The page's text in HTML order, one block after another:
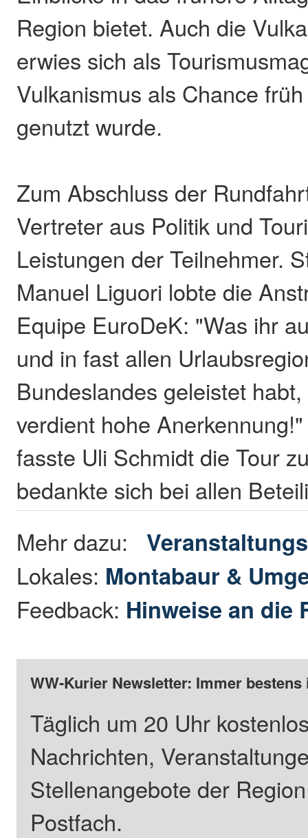
Region bietet. Auch die
erwies sich als
Vulkanismus als Chance
genutzt wurde.
Zum Abschluss der
Vertreter aus Politik und
Leistungen der Teilnehmer.
Manuel Liguori lobte die
Equipe EuroDeK: "Was ihr
und in fast allen
Bundeslandes geleistet
verdient hohe
fasste Uli Schmidt die Tour
bedankte sich bei allen
Mehr dazu:
Lokales: Montabaur &
Feedback: Hinweise an die
WW-Kurier Newsletter: Immer
Täglich um 20 Uhr
Nachrichten,
Stellenangebote der
Postfach.